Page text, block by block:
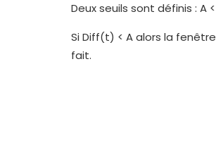
Deux seuils sont définis : A <
Si Diff(t) < A alors la
fait.